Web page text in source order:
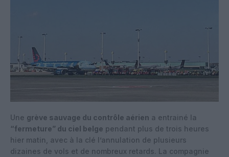
Une grève sauvage du contrôle aérien a entrainé la
“fermeture” du ciel belge pendant plus de trois heures
hier matin, avec à la clé l’annulation de plusieurs
dizaines de vols et de nombreux retards. La compagnie